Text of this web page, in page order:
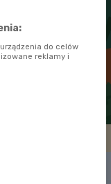
do celów
reklamy i